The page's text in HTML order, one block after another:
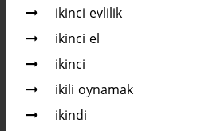
ikinci evlilik
ikinci el
ikinci
ikili oynamak
ikindi